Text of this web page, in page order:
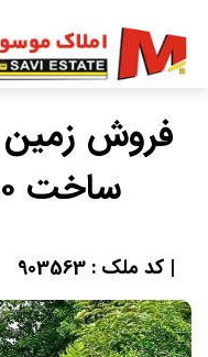
فروش
ساخت ۱۹۰ متر سند دار
| کد ملک : 903563